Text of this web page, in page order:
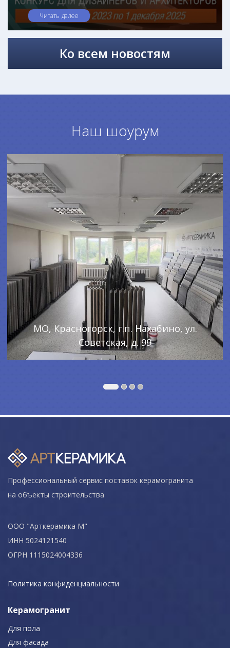
Читать далее
Ко всем новостям
Наш шоурум
МО, Красногорск, г.п. Нахабино, ул.
Советская, д. 99
Профессиональный сервис поставок керамогранита
на объекты строительства
ООО "Арткерамика М"
ИНН 5024121540
ОГРН 1115024004336
Политика конфиденциальности
Керамогранит
Для пола
Для фасада